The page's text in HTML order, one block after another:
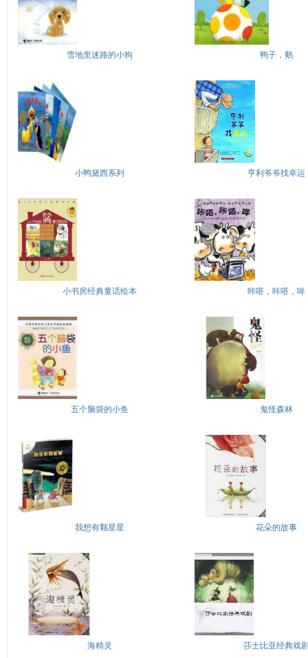
雪地里迷路的小狗 鸭子，鹅
小鸭黛西系列 亨利爷爷找幸运
小书房经典童话绘本 咔嗒，咔嗒，哞
五个脑袋的小鱼 鬼怪森林
我想有颗星星 花朵的故事
海精灵 莎士比亚经典戏